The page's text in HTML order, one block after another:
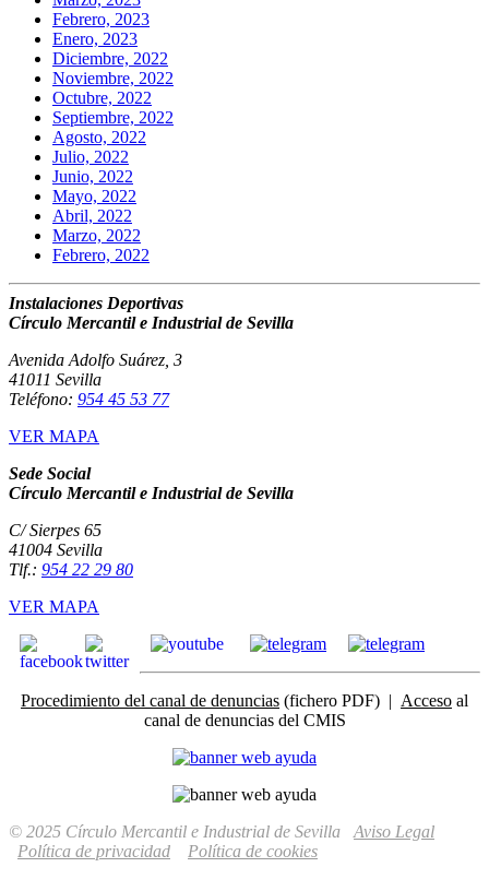
Febrero, 2023
Enero, 2023
Diciembre, 2022
Noviembre, 2022
Octubre, 2022
Septiembre, 2022
Agosto, 2022
Julio, 2022
Junio, 2022
Mayo, 2022
Abril, 2022
Marzo, 2022
Febrero, 2022
Instalaciones Deportivas
Círculo Mercantil e Industrial de Sevilla
Avenida Adolfo Suárez, 3
41011 Sevilla
Teléfono: 954 45 53 77
VER MAPA
Sede Social
Círculo Mercantil e Industrial de Sevilla
C/ Sierpes 65
41004 Sevilla
Tlf.: 954 22 29 80
VER MAPA
Procedimiento del canal de denuncias (fichero PDF) | Acceso al
canal de denuncias del CMIS
© 2025 Círculo Mercantil e Industrial de Sevilla Aviso Legal
Política de privacidad
Política de cookies